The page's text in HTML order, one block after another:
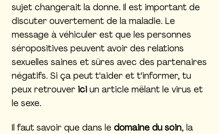
sujet changerait la donne. Il est important de
discuter ouvertement de la maladie. Le
message à véhiculer est que les personnes
séropositives peuvent avoir des relations
sexuelles saines et sûres avec des partenaires
négatifs. Si ça peut t'aider et t'informer, tu
peux retrouver ici un article mêlant le virus et
le sexe.
Il faut savoir que dans le domaine du soin, la